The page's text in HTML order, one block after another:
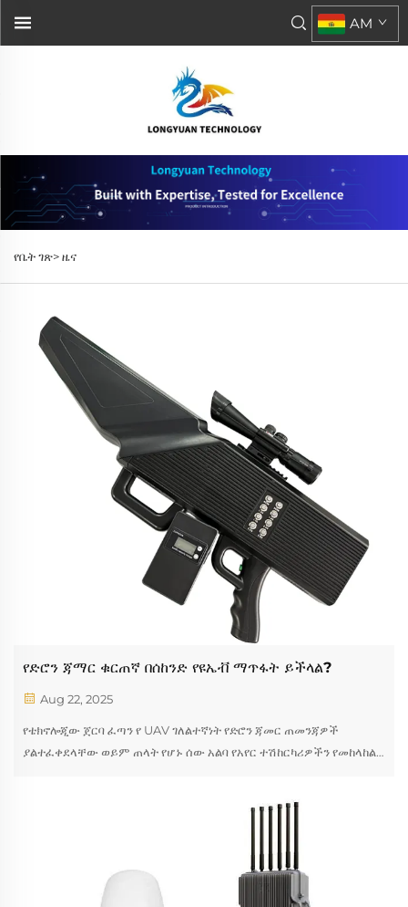
AM
የቤት ገጽ>ዜና
የድሮን ጃማር ቁርጠኛ በሰከንድ የዩኤቭ ማጥፋት ይችላል?
Aug 22, 2025
የቴክኖሎጂው ጀርባ ፈጣን የ UAV ገለልተኛነት የድሮን ጃመር ጠመንጃዎች
ያልተፈቀደላቸው ወይም ጠላት የሆኑ ሰው አልባ የአየር ተሽከርካሪዎችን የመከላከል